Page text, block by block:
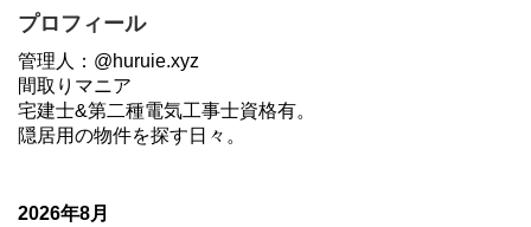
プロフィール
管理人：@huruie.xyz
間取りマニア
宅建士&第二種電気工事士資格有。
隠居用の物件を探す日々。
2026年8月